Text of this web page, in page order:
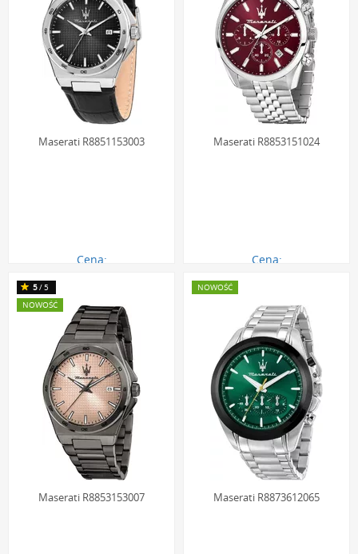
Maserati R8851153003
Cena:
Maserati R8853151024
Cena:
Maserati R8853153007
5/5
NOWOŚĆ
Maserati R8873612065
NOWOŚĆ